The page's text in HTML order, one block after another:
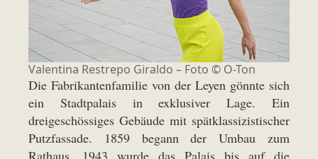
Valentina Restrepo Giraldo – Foto © O-Ton
Die Fabrikantenfamilie von der Leyen gönnte sich
ein Stadtpalais in exklusiver Lage. Ein
dreigeschössiges Gebäude mit spätklassizistischer
Putzfassade. 1859 begann der Umbau zum
Rathaus. 1943 wurde das Palais bis auf die